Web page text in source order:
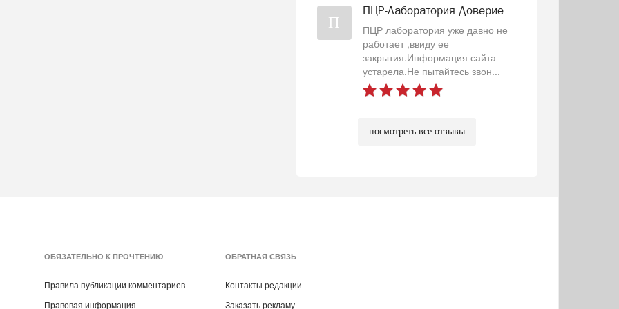
П
ПЦР-Лаборатория Доверие
ПЦР лаборатория уже давно не
работает ,ввиду ее
закрытия.Информация сайта
устарела.Не пытайтесь звон...
посмотреть все отзывы
ОБЯЗАТЕЛЬНО К ПРОЧТЕНИЮ
Правила публикации комментариев
Правовая информация
ОБРАТНАЯ СВЯЗЬ
Контакты редакции
Заказать рекламу